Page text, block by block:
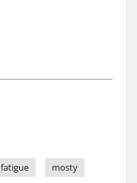
fatigue
mosty